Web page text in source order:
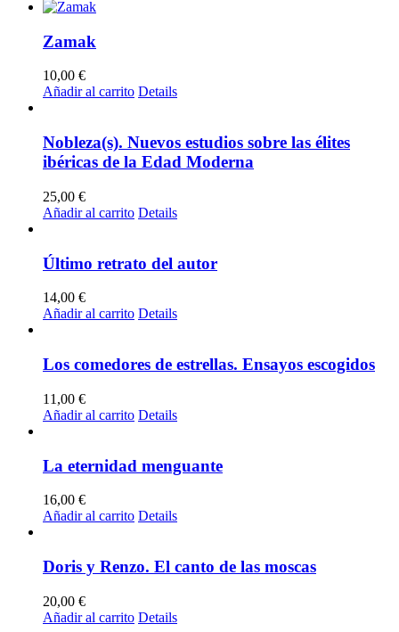
Zamak
10,00 €
Añadir al carrito Details
Nobleza(s). Nuevos estudios sobre las élites
ibéricas de la Edad Moderna
25,00 €
Añadir al carrito Details
Último retrato del autor
14,00 €
Añadir al carrito Details
Los comedores de estrellas. Ensayos escogidos
11,00 €
Añadir al carrito Details
La eternidad menguante
16,00 €
Añadir al carrito Details
Doris y Renzo. El canto de las moscas
20,00 €
Añadir al carrito Details